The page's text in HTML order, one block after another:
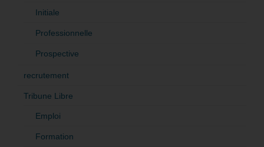
Initiale
Professionnelle
Prospective
recrutement
Tribune Libre
Emploi
Formation